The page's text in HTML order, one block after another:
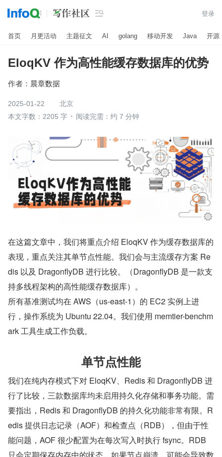
 登录
首页 月更活动 主题征文 AI golang 移动开发 Java 开源
EloqKV 作为高性能缓存数据库的优势
作者： 晨章数据
2025-01-22
北京
本文字数：2205 字
阅读完需：约 7 分钟
在这篇文章中，我们将重点介绍 EloqKV 作为缓存数据库的
表现，重点关注其单节点性能。我们会与主流缓存方案 Re
dis 以及 DragonflyDB 进行比较。（DragonflyDB 是一款支
持多线程架构的高性能缓存数据库）。
所有基准测试均在 AWS（us-east-1）的 EC2 实例上进
行，操作系统为 Ubuntu 22.04。我们使用 memtier-benchm
ark 工具生成工作负载。
单节点性能
我们在纯内存模式下对 EloqKV、Redis 和 DragonflyDB 进
行了比较，三款数据库均未启用持久化存储和事务功能。需
要指出，Redis 和 DragonflyDB 的持久化功能非常有限。R
edis 提供日志记录（AOF）和检查点（RDB），但由于性
能问题，AOF 很少配置为在每次写入时执行 fsync。RDB